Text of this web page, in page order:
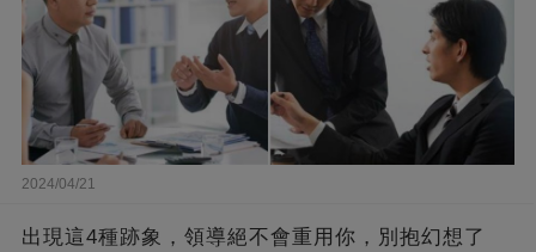
2024/04/21
出現這4種跡象，領導絕不會重用你，別抱幻想了